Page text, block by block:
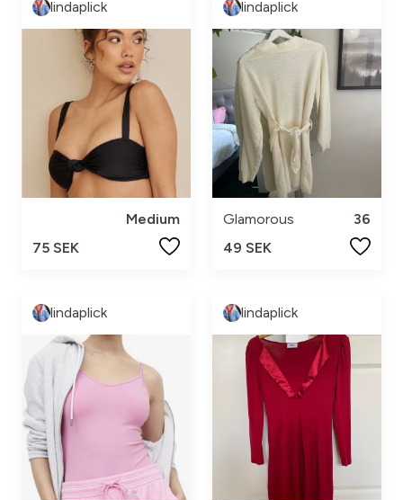
lindaplick
Medium
75 SEK
lindaplick
Glamorous
36
49 SEK
lindaplick lindaplick